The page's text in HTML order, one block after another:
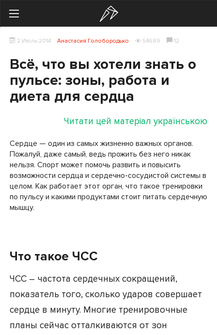
Здоровье
Начинающим
Мотивация
Питание
Экипировка
Женщинам
2 Июль 2014 Анастасия Голобородько 54689 12
Всё, что вы хотели знать о
пульсе: зоны, работа и
диета для сердца
Читати цей матеріал українською
Сердце — один из самых жизненно важных органов.
Пожалуй, даже самый, ведь прожить без него никак
нельзя. Спорт может помочь развить и повысить
возможности сердца и сердечно-сосудистой системы в
целом. Как работает этот орган, что такое тренировки
по пульсу и какими продуктами стоит питать сердечную
мышцу.
Что такое ЧСС
ЧСС – частота сердечных сокращений,
показатель того, сколько ударов совершает
сердце в минуту. Многие тренировочные
планы сейчас отталкиваются от зон